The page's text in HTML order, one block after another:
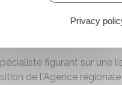
peut recourir à
figurant sur une
de l'Agence
Privacy